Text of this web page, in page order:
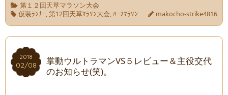
第１２回天草マラソン大会
仮装ﾗﾝﾅｰ,第12回天草ﾏﾗｿﾝ大会,ﾊｰﾌﾏﾗｿﾝ makocho-strike4816
2018
02/08
2018
02/08
掌動ウルトラマンVS５レビュー＆主役交代
のお知らせ(笑)。